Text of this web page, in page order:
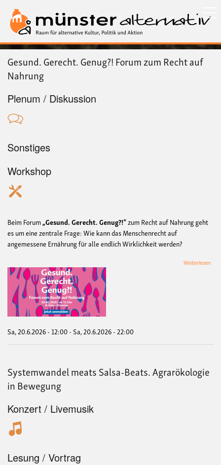
zum
Inhalt
Gesund. Gerecht. Genug?! Forum zum Recht auf
Nahrung
Plenum / Diskussion
Sonstiges
Workshop
Beim Forum„Gesund. Gerecht. Genug?!“zum Recht auf Nahrung geht
es um eine zentrale Frage: Wie kann das Menschenrecht auf
angemessene Ernährung für alle endlich Wirklichkeit werden?
Weiterlesen
Sa, 20.6.2026 - 12:00-Sa, 20.6.2026 - 22:00
Systemwandel meats Salsa-Beats. Agrarökologie
in Bewegung
Konzert / Livemusik
Lesung / Vortrag